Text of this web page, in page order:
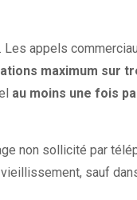
appels
maximum sur
au moins une fois
non sollicité par
sauf